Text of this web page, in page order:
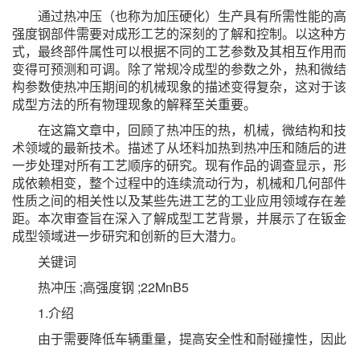
通过热冲压（也称为加压硬化）生产具有所需性能的高
强度钢部件需要对成形工艺的深刻的了解和控制。以这种方
式，最终部件属性可以根据不同的工艺参数及其相互作用而
变得可预测和可调。除了常规冷成型的参数之外，热和微结
构参数使热冲压期间的机械现象的描述变得复杂，这对于该
成型方法的所有物理现象的解释至关重要。
在这篇文章中，回顾了热冲压的热，机械，微结构和技
术领域的最新技术。描述了从坯料加热到热冲压和随后的进
一步处理对所有工艺顺序的研究。现有作品的调查显示，形
成依赖相变，整个过程中的连续流动行为，机械和几何部件
性质之间的相关性以及某些先进工艺的工业应用领域存在差
距。本次审查旨在深入了解成型工艺背景，并展示了在钣金
成型领域进一步研究和创新的巨大潜力。
关键词
热冲压 ;高强度钢 ;22MnB5
1.介绍
由于需要降低车辆重量，提高安全性和耐碰撞性，因此